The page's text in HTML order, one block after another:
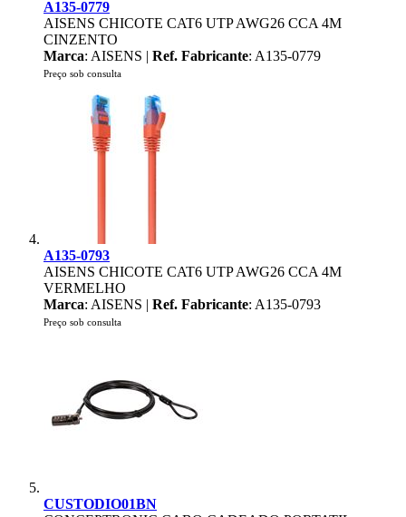
A135-0779
AISENS CHICOTE CAT6 UTP AWG26 CCA 4M
CINZENTO
Marca: AISENS | Ref. Fabricante: A135-0779
Preço sob consulta
A135-0793
AISENS CHICOTE CAT6 UTP AWG26 CCA 4M
VERMELHO
Marca: AISENS | Ref. Fabricante: A135-0793
Preço sob consulta
CUSTODIO01BN